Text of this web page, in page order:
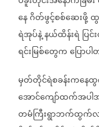
နေဂိတ်ဖွင့်စစ်ဆေးဖို့
ရဲအုပ်နဲ့နယ်ထိန်းရဲ ပြ
ရင်းမြစ်တွေကပြောပ
မှတ်တိုင်ရဲစခန်းကန
အောင်ကျော်ထက်အပါ
တမံကြီးရွာဘက်ထွက်လ